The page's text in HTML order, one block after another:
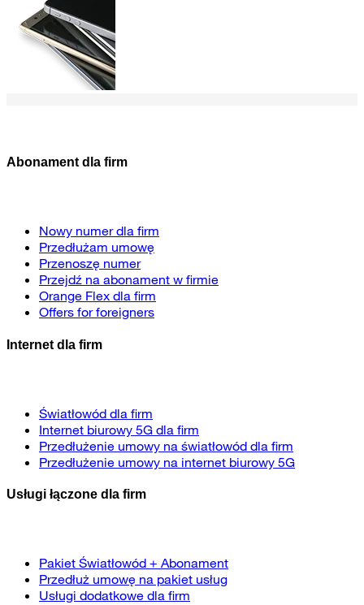
Abonament dla firm
Nowy numer dla firm
Przedłużam umowę
Przenoszę numer
Przejdź na abonament w firmie
Orange Flex dla firm
Offers for foreigners
Internet dla firm
Światłowód dla firm
Internet biurowy 5G dla firm
Przedłużenie umowy na światłowód dla firm
Przedłużenie umowy na internet biurowy 5G
Usługi łączone dla firm
Pakiet Światłowód + Abonament
Przedłuż umowę na pakiet usług
Usługi dodatkowe dla firm